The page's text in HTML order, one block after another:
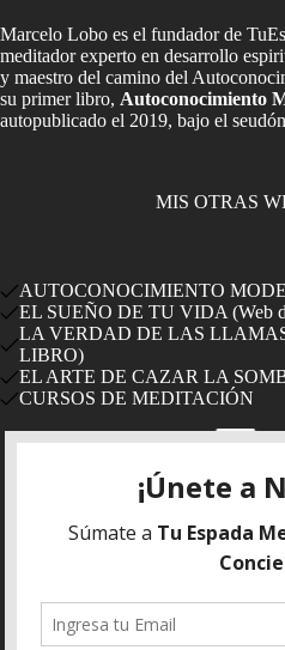
Marcelo Lobo es el fundador de
meditador experto en desarrollo
y maestro del camino del
su primer libro, Autoconocimiento
autopublicado el 2019, bajo el
MIS OTRAS
AUTOCONOCIMIENTO
EL SUEÑO DE TU VIDA (Web
LA VERDAD DE LAS
LIBRO)
EL ARTE DE CAZAR LA
CURSOS DE MEDITACIÓN